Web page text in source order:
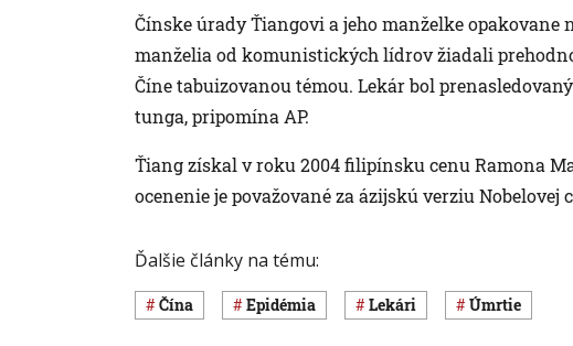
Čínske úrady Ťiangovi a jeho manželke opakovane
manželia od komunistických lídrov žiadali
Číne tabuizovanou témou. Lekár bol
tunga, pripomína AP.
Ťiang získal v roku 2004 filipínsku cenu Ramona
ocenenie je považované za ázijskú verziu Nobelovej
Ďalšie články na tému:
Čína epidémia lekári úmrtie